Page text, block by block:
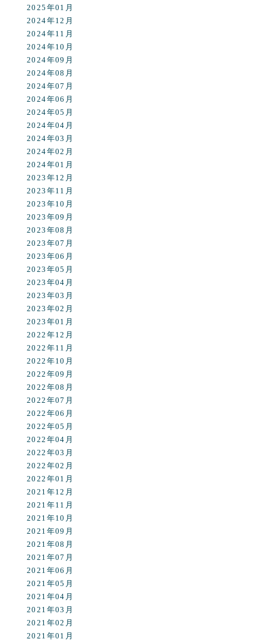
2025年01月
2024年12月
2024年11月
2024年10月
2024年09月
2024年08月
2024年07月
2024年06月
2024年05月
2024年04月
2024年03月
2024年02月
2024年01月
2023年12月
2023年11月
2023年10月
2023年09月
2023年08月
2023年07月
2023年06月
2023年05月
2023年04月
2023年03月
2023年02月
2023年01月
2022年12月
2022年11月
2022年10月
2022年09月
2022年08月
2022年07月
2022年06月
2022年05月
2022年04月
2022年03月
2022年02月
2022年01月
2021年12月
2021年11月
2021年10月
2021年09月
2021年08月
2021年07月
2021年06月
2021年05月
2021年04月
2021年03月
2021年02月
2021年01月